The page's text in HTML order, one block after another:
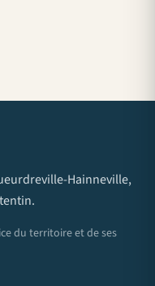
Hainneville,
du territoire et de ses